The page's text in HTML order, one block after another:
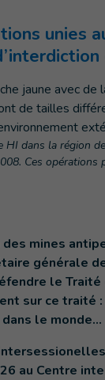
unies
dans la région
Ces
mines
générale
le
sur ce traité :
le monde…
au Centre